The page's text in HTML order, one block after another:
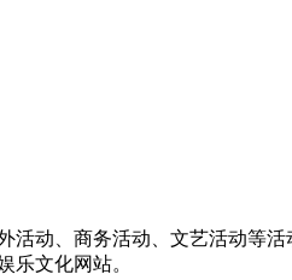
动、商务活动、文艺活动等活
乐文化网站。